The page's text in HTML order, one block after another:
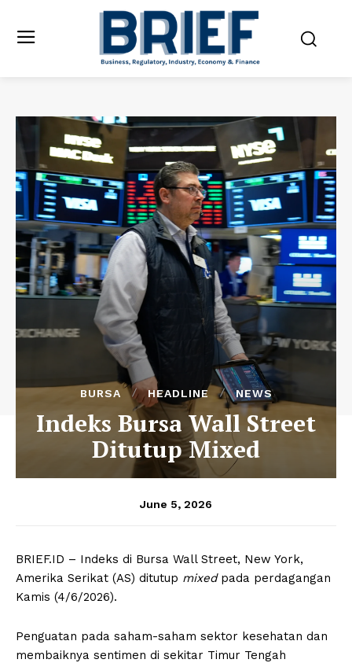
BURSA HEADLINE NEWS
Indeks Bursa Wall Street
Ditutup Mixed
June 5, 2026
BRIEF.ID – Indeks di Bursa Wall Street, New York,
Amerika Serikat (AS) ditutup mixedpada perdagangan
Kamis (4/6/2026).
Penguatan pada saham-saham sektor kesehatan dan
membaiknya sentimen di sekitar Timur Tengah